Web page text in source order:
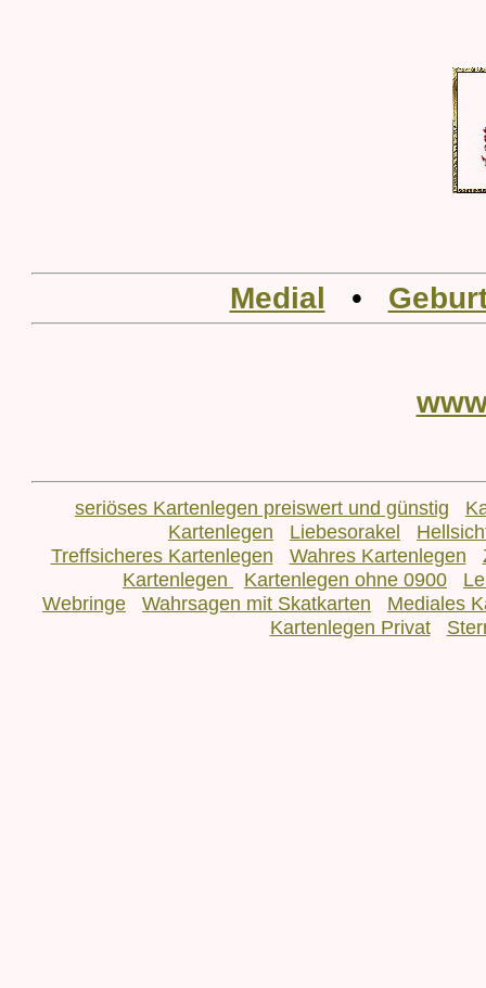
Medial •
seriöses Kartenlegen preiswert und günstig
Kartenlegen
Liebesorakel
Treffsicheres Kartenlegen
Wahres Kartenlegen
Kartenlegen
Kartenlegen ohne 0900
Webringe
Wahrsagen mit Skatkarten
Mediales
Kartenlegen Privat